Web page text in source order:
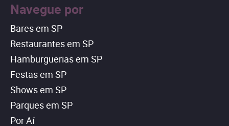
Navegue por
Bares em SP
Restaurantes em SP
Hamburguerias em SP
Festas em SP
Shows em SP
Parques em SP
Por Aí